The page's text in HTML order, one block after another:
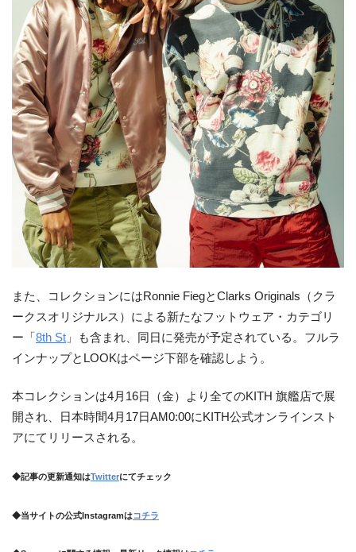
また、コレクションにはRonnie FiegとClarks Originals（クラ
ークスオリジナルス）による新たなフットウェア・カテゴリ
ー「 8th St 」も含まれ、同日に発売が予定されている。フルラ
インナップとLOOKはページ下部を確認しよう。
本コレクションは4月16日（金）より全てのKITH 旗艦店で展
開され、日本時間4月17日AM0:00にKITH公式オンラインスト
アにてリリースされる。
◆記事の更新通知はTwitterにてチェック
◆当サイトの公式Instagramはコチラ